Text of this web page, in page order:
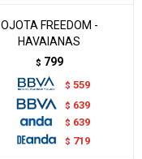
OJOTA FREEDOM -
HAVAIANAS
$ 799
$ 559
$ 639
$ 639
$ 719